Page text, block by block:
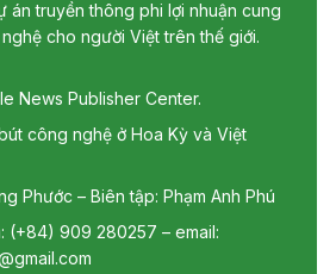
án truyền thông phi lợi nhuận cung
cho người Việt trên thế giới.
News Publisher Center.
công nghệ ở Hoa Kỳ và Việt
Phước – Biên tập: Phạm Anh Phú
(+84) 909 280257 – email: